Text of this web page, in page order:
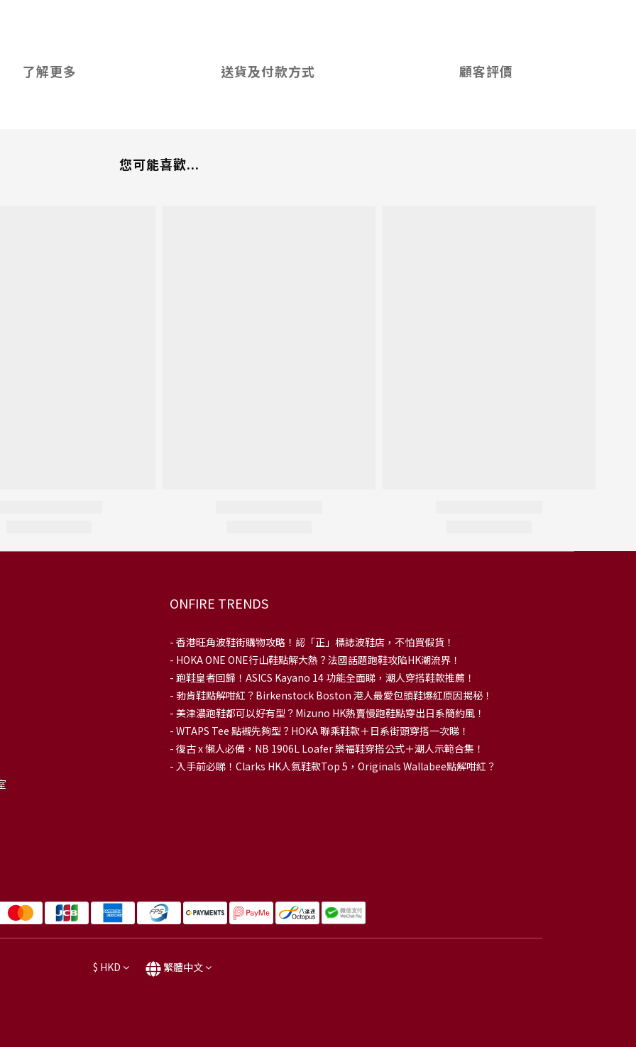
了解更多 送貨及付款方式 顧客評價
您可能喜歡...
ONFIRE TRENDS
- 香港旺角波鞋街購物攻略！認「正」標誌波鞋店，不怕買假貨！
- HOKA ONE ONE行山鞋點解大熱？法國話題跑鞋攻陷HK潮流界！
- 跑鞋皇者回歸！ASICS Kayano 14 功能全面睇，潮人穿搭鞋款推薦！
- 勃肯鞋點解咁紅？Birkenstock Boston 港人最愛包頭鞋爆紅原因揭秘！
- 美津濃跑鞋都可以好有型？Mizuno HK熱賣慢跑鞋點穿出日系簡約風！
- WTAPS Tee 點襯先夠型？HOKA 聯乘鞋款＋日系街頭穿搭一次睇！
- 復古 x 懶人必備，NB 1906L Loafer 樂福鞋穿搭公式＋潮人示範合集！
- 入手前必睇！Clarks HK人氣鞋款Top 5，Originals Wallabee點解咁紅？
$ HKD 繁體中文